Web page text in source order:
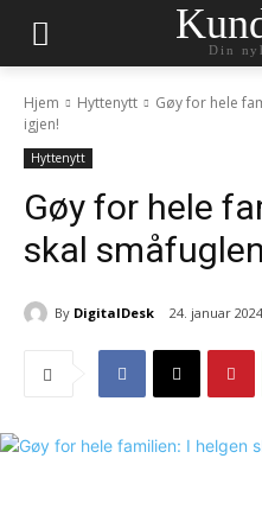
Din
Hjem Hyttenytt
Gøy for hele
igjen!
Hyttenytt
Gøy for hele
skal
By DigitalDesk 24. januar 2024